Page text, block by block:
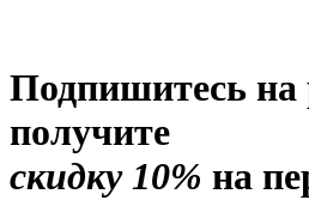
Подпишитесь на
получите
скидку 10% на